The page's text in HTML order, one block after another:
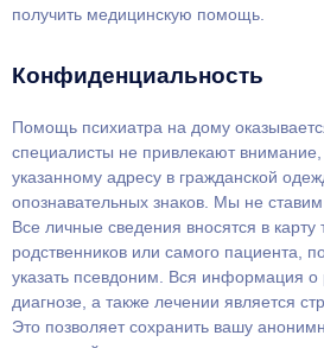
получить медицинскую помощь.
Конфиденциальность
Помощь психиатра на дому
специалисты не привлекают внимание,
указанному адресу в гражданской
опознавательных знаков. Мы не
Все личные сведения вносятся в карту
родственников или самого пациента,
указать псевдоним. Вся информация о
диагнозе, а также лечении является
Это позволяет сохранить вашу